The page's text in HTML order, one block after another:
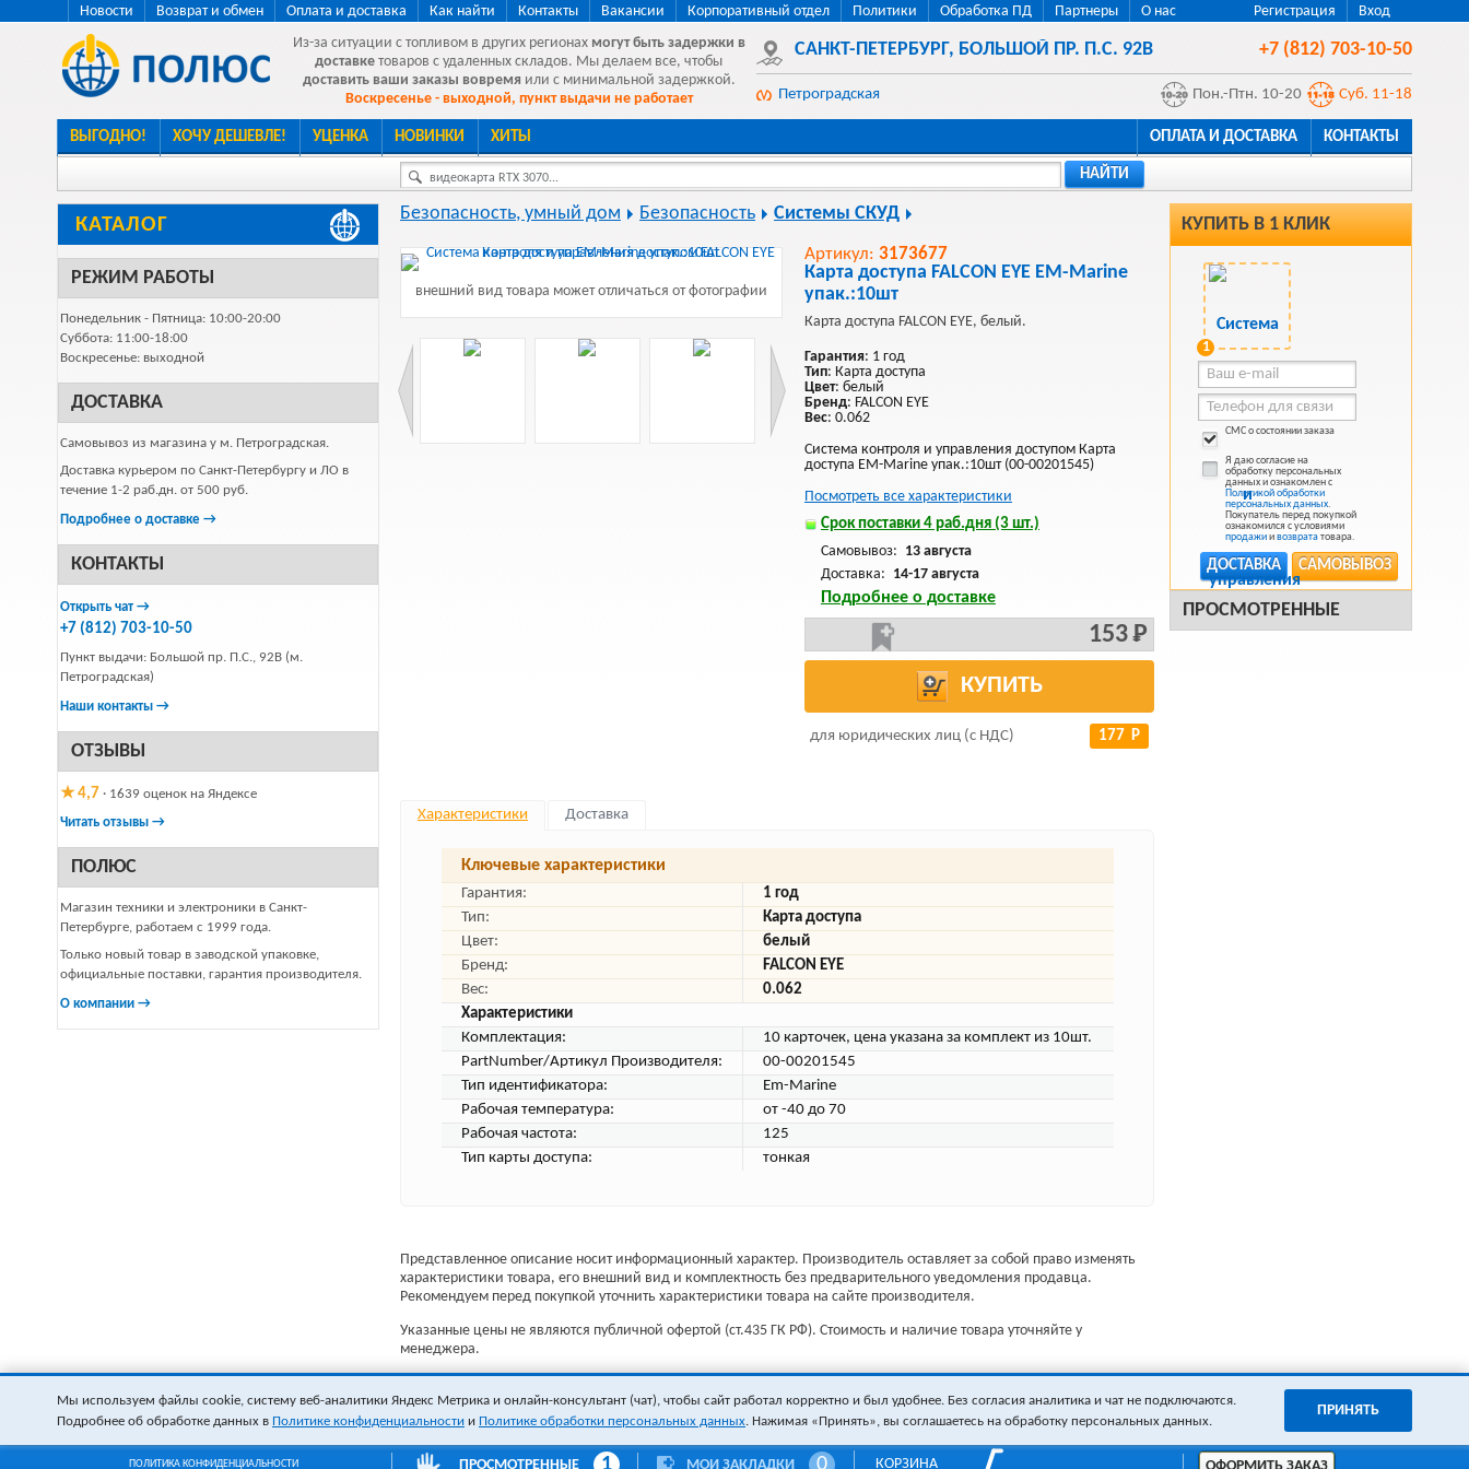
Регистрация Вход
Новости Возврат и обмен Оплата и доставка Как найти Контакты Вакансии Корпоративный отдел Политики Обработка ПД Партнеры
О нас
Из-за ситуации с топливом в других регионах могут быть задержки в
доставке товаров с удаленных складов. Мы делаем все, чтобы
доставить ваши заказы вовремя или с минимальной задержкой.
Воскресенье - выходной, пункт выдачи не работает
САНКТ-ПЕТЕРБУРГ, БОЛЬШОЙ ПР. П.С. 92В +7 (812) 703-10-50
Петроградская Пон.-Птн. 10-20 Суб. 11-18
ВЫГОДНО! ХОЧУ ДЕШЕВЛЕ! УЦЕНКА НОВИНКИ ХИТЫ ОПЛАТА И ДОСТАВКА КОНТАКТЫ
видеокарта RTX 3070... НАЙТИ
КАТАЛОГ
РЕЖИМ РАБОТЫ
Понедельник - Пятница: 10:00-20:00
Суббота: 11:00-18:00
Воскресенье: выходной
ДОСТАВКА
Самовывоз из магазина у м. Петроградская.
Доставка курьером по Санкт-Петербургу и ЛО в
течение 1-2 раб.дн. от 500 руб.
Подробнее о доставке →
КОНТАКТЫ
Открыть чат →
+7 (812) 703-10-50
Пункт выдачи: Большой пр. П.С., 92В (м.
Петроградская)
Наши контакты →
ОТЗЫВЫ
★ 4,7 · 1639 оценок на Яндексе
Читать отзывы →
ПОЛЮС
Магазин техники и электроники в Санкт-
Петербурге, работаем с 1999 года.
Только новый товар в заводской упаковке,
официальные поставки, гарантия производителя.
О компании →
КУПИТЬ В 1 КЛИК
1
СМС о состоянии заказа
Я даю согласие на
обработку персональных
данных и ознакомлен с
Политикой обработки
персональных данных.
Покупатель перед покупкой
ознакомился с условиями
продажиивозврататовара.
САМОВЫВОЗ
ДОСТАВКА
ПРОСМОТРЕННЫЕ
Безопасность, умный дом Безопасность Системы СКУД
внешний вид товара может отличаться от фотографии
Артикул: 3173677
Карта доступа FALCON EYE EM-Marine
упак.:10шт
Карта доступа FALCON EYE, белый.
Гарантия: 1 год
Тип: Карта доступа
Цвет: белый
Бренд: FALCON EYE
Вес: 0.062
Система контроля и управления доступом Карта
доступа EM-Marine упак.:10шт (00-00201545)
Посмотреть все характеристики
Срок поставки 4 раб.дня (3 шт.)
Самовывоз: 13 августа
Доставка: 14-17 августа
Подробнее о доставке
153 Р
КУПИТЬ
для юридических лиц (с НДС) 177 Р
Характеристики Доставка
Ключевые характеристики
Гарантия:
1 год
Тип:
Карта доступа
Цвет:
белый
Бренд:
FALCON EYE
Вес:
0.062
Характеристики
Комплектация:
10 карточек, цена указана за комплект из 10шт.
PartNumber/Артикул Производителя:
00-00201545
Тип идентификатора:
Em-Marine
Рабочая температура:
от -40 до 70
Рабочая частота:
125
Тип карты доступа:
тонкая
Представленное описание носит информационный характер. Производитель оставляет за собой право изменять
характеристики товара, его внешний вид и комплектность без предварительного уведомления продавца.
Рекомендуем перед покупкой уточнить характеристики товара на сайте производителя.
Указанные цены не являются публичной офертой (ст.435 ГК РФ). Стоимость и наличие товара уточняйте у
менеджера.
ПОЛИТИКА КОНФИДЕНЦИАЛЬНОСТИ ПРОСМОТРЕННЫЕ 1 МОИ ЗАКЛАДКИ 0 КОРЗИНА
Мы используем файлы cookie, систему веб-аналитики Яндекс Метрика и онлайн-консультант (чат), чтобы сайт работал корректно и был удобнее. Без согласия аналитика и чат не подключаются.
Подробнее об обработке данных в Политике конфиденциальности и Политике обработки персональных данных . Нажимая «Принять», вы соглашаетесь на обработку персональных данных.
ПРИНЯТЬ